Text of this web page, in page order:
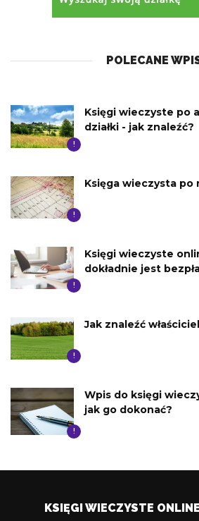
POLECANE
!
Księgi wieczyste po
działki - jak znaleźć?
!
Księga wieczysta po
!
Księgi wieczyste
dokładnie jest
!
Jak znaleźć
!
Wpis do księgi
jak go dokonać?
KSIĘGI WIECZYSTE